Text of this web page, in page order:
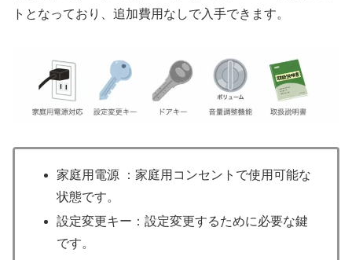
トとなっており、追加費用なしで入手できます。
家庭用電源 ：家庭用コンセントで使用可能な
状態です。
設定変更キー：設定変更するために必要な鍵
です。